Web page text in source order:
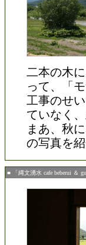
二本の木
って、「
工事のせ
ていなく
まあ、秋
の写真を紹
■ 「縄文湧水 cafe beberui ＆